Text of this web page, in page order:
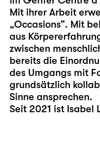
Mit ihrer Arbeit
„Occasions“. Mit
aus
zwischen
bereits die
des Umgangs mit
grundsätzlich
Sinne ansprechen.
Seit 2021 ist Isabel